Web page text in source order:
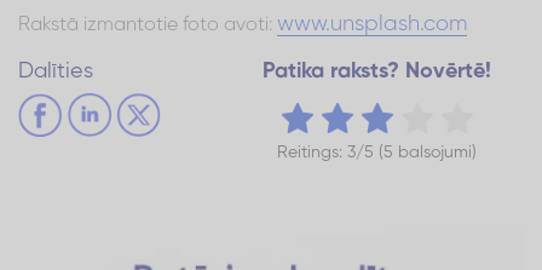
Rakstā izmantotie foto avoti: www.unsplash.com
Dalīties Patika raksts? Novērtē!
Reitings: 3/5 (5 balsojumi)